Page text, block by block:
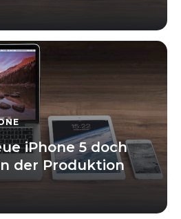
iPhone 5 doch
der Produktion